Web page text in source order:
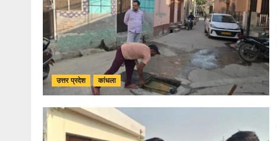
उत्तर प्रदेश कांधला